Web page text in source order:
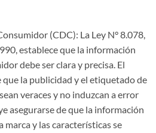
(CDC): La Ley N° 8.078,
establece que la información
debe ser clara y precisa. El
la publicidad y el etiquetado de
veraces y no induzcan a error
asegurarse de que la información
y las características se